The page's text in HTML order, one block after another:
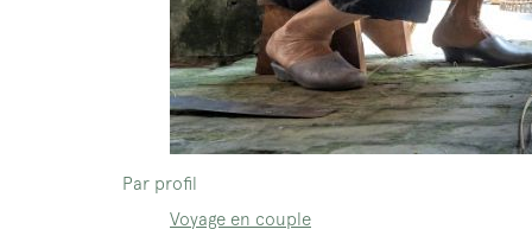
Par profil
Voyage en couple